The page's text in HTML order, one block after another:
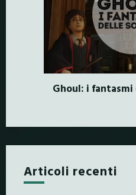
Ghoul: i
Articoli recenti